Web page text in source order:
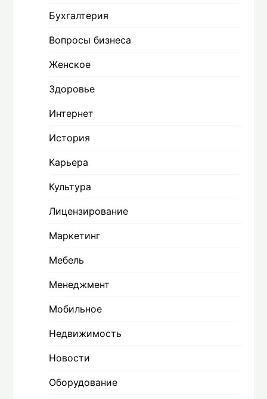
Бухгалтерия
Вопросы бизнеса
Женское
Здоровье
Интернет
История
Карьера
Культура
Лицензирование
Маркетинг
Мебель
Менеджмент
Мобильное
Недвижимость
Новости
Оборудование